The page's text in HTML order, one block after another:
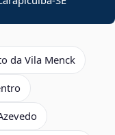
da Vila Menck